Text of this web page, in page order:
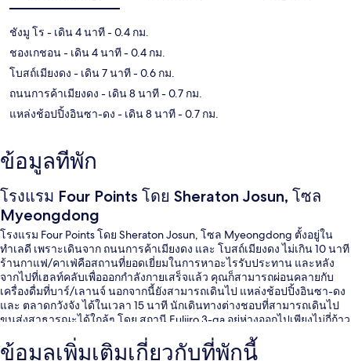
ชังมู โร - เดิน 4 นาที- 0.4 กม.
ชองเกชอน- เดิน 4 นาที- 0.4 กม.
โบสถ์เมียงดง - เดิน 7 นาที- 0.6 กม.
ถนนการค้าเมียงดง - เดิน 8 นาที- 0.7 กม.
แหล่งช้อปปิ้งอินซา-ดง - เดิน 8 นาที- 0.7 กม.
ข้อมูลที่พัก
โรงแรม Four Points โดย Sheraton Josun, โซล
Myeongdong
โรงแรม Four Points โดย Sheraton Josun, โซล Myeongdong ตั้งอยู่ใน
ทำเลดี เพราะเดินจาก ถนนการค้าเมียงดง และ โบสถ์เมียงดง ไม่เกิน 10 นาที
ร้านกาแฟ/คาเฟ่คือสถานที่ยอดเยี่ยมในการหาอะไรรับประทาน และหลัง
จากไปที่เฮลท์คลับเพื่อออกกำลังกายเสร็จแล้ว คุณก็สามารถผ่อนคลายกับ
เครื่องดื่มที่บาร์/เลานจ์ นอกจากนี้ยังสามารถเดินไป แหล่งช้อปปิ้งอินซา-ดง
และ ตลาดกวังจัง ได้ในเวลา 15 นาที นักเดินทางต่างชอบที่สามารถเดินไป
ขนส่งสาธารณะได้ใกล้ๆ โดย สถานี Euljiro 3-ga อยู่ห่างออกไปเพียงไม่กี่ก้าว
ข้อมูลเพิ่มเติมเกี่ยวกับที่พักนี้